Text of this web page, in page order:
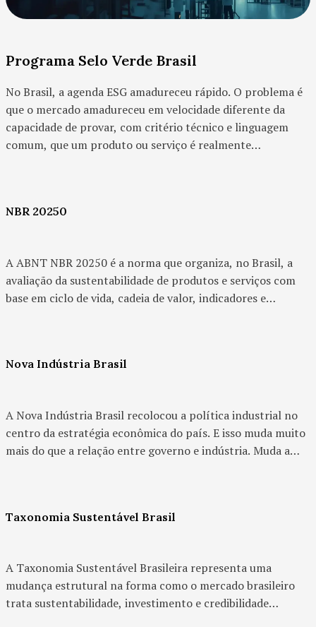
Programa Selo Verde Brasil
No Brasil, a agenda ESG amadureceu rápido. O problema é
que o mercado amadureceu em velocidade diferente da
capacidade de provar, com critério técnico e linguagem
comum, que um produto ou serviço é realmente
NBR 20250
A ABNT NBR 20250 é a norma que organiza, no Brasil, a
avaliação da sustentabilidade de produtos e serviços com
base em ciclo de vida, cadeia de valor, indicadores e
provar desempenho sustentável com critério,
Nova Indústria Brasil
A Nova Indústria Brasil recolocou a política industrial no
centro da estratégia econômica do país. E isso muda muito
mais do que a relação entre governo e indústria. Muda a
empresarial.
Taxonomia Sustentável Brasil
A Taxonomia Sustentável Brasileira representa uma
mudança estrutural na forma como o mercado brasileiro
trata sustentabilidade, investimento e credibilidade